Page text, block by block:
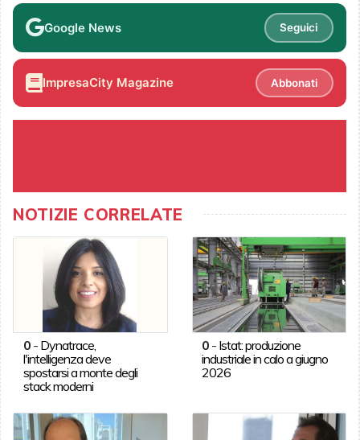
Google News Seguici
ImpresaCity Magazine Abbonati
NOTIZIE CORRELATE
0- Dynatrace,
l'intelligenza deve
spostarsi a monte degli
stack moderni
0 - Istat: produzione
industriale in calo a giugno
2026